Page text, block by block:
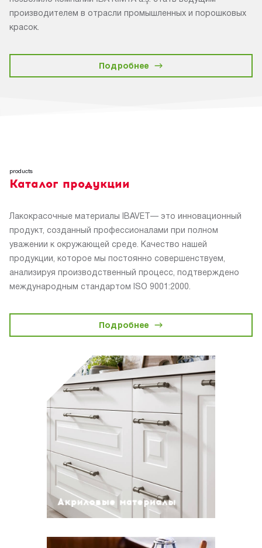
производителем в отрасли промышленных и порошковых
красок.
Подробнее
products
Каталог продукции
Лакокрасочные материалы IBAVET— это инновационный
продукт, созданный профессионалами при полном
уважении к окружающей среде. Качество нашей
продукции, которое мы постоянно совершенствуем,
анализируя производственный процесс, подтверждено
международным стандартом ISO 9001:2000.
Подробнее
Акриловые материалы
Акриловые материалы
Акриловые лаки
Прозрачные акриловые грунты
Акриловые эмали